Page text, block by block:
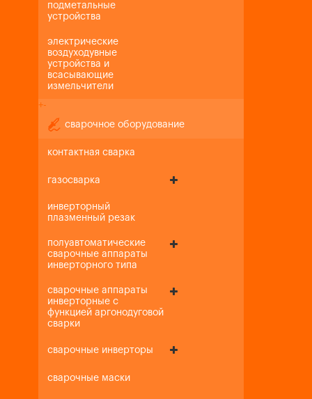
подметальные
устройства
электрические
воздуходувные
устройства и
всасывающие
измельчители
+-
сварочное оборудование
контактная сварка
газосварка
инверторный
плазменный резак
полуавтоматические
сварочные аппараты
инверторного типа
сварочные аппараты
инверторные с
функцией аргонодуговой
сварки
сварочные инверторы
сварочные маски